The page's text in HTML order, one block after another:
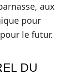
aux
pour
le futur.
DU